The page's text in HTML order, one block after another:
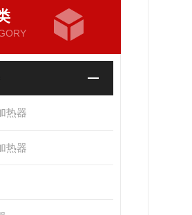
热器
热器